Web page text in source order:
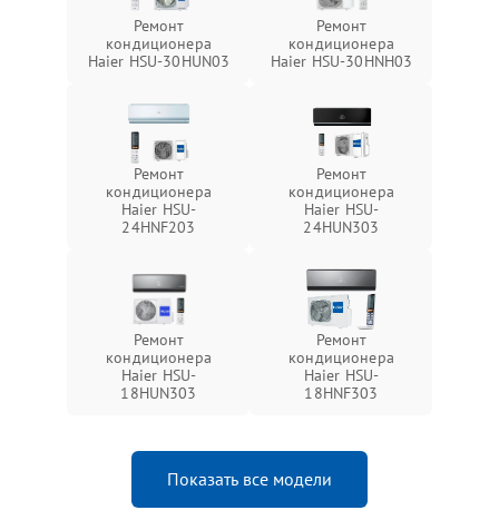
Ремонт
кондиционера
Haier HSU-30HUN03
Ремонт
кондиционера
Haier HSU-30HNH03
Ремонт
кондиционера
Haier HSU-
24HNF203
Ремонт
кондиционера
Haier HSU-
24HUN303
Ремонт
кондиционера
Haier HSU-
18HUN303
Ремонт
кондиционера
Haier HSU-
18HNF303
Показать все модели